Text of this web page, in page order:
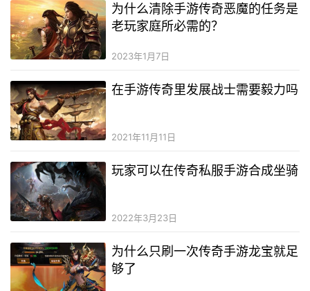
为什么清除手游传奇恶魔的任务是
老玩家庭所必需的？
2023年1月7日
在手游传奇里发展战士需要毅力吗
2021年11月11日
玩家可以在传奇私服手游合成坐骑
2022年3月23日
为什么只刷一次传奇手游龙宝就足
够了